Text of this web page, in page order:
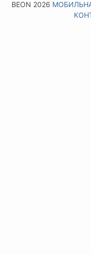
BEON 2026